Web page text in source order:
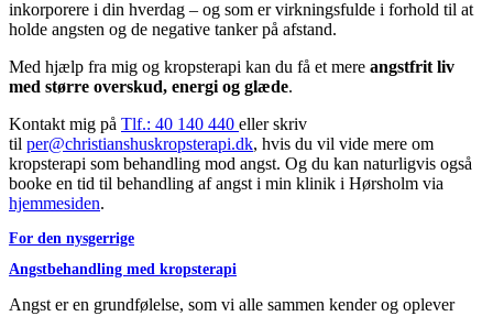
inkorporere i din hverdag – og som er virkningsfulde i forhold til at
holde angsten og de negative tanker på afstand.
Med hjælp fra mig og kropsterapi kan du få et mere angstfrit liv
med større overskud, energi og glæde.
Kontakt mig på Tlf.: 40 140 440 eller skriv
til per@christianshuskropsterapi.dk, hvis du vil vide mere om
kropsterapi som behandling mod angst. Og du kan naturligvis også
booke en tid til behandling af angst i min klinik i Hørsholm via
hjemmesiden.
For den nysgerrige
Angstbehandling med kropsterapi
Angst er en grundfølelse, som vi alle sammen kender og oplever